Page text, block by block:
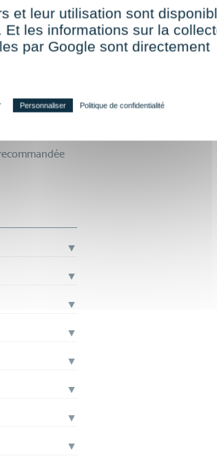
▼
▼
▼
▼
▼
▼
▼
▼
et leur utilisation sont
les informations sur la
par Google sont directement
Personnaliser Politique de confidentialité